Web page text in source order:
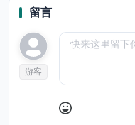
留言
游客